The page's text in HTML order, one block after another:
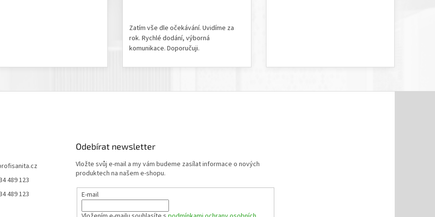
Zatím vše dle očekávání. Uvidíme za
rok. Rychlé dodání, výborná
komunikace. Doporučuji.
489 123
489 123
Odebírat newsletter
Vložte svůj e-mail a my vám budeme zasílat informace o nových
produktech na našem e-shopu.
E-mail